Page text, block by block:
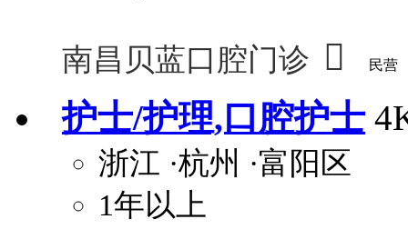
南昌贝蓝口腔门诊  民营
护士/护理,口腔护士
浙江 ·杭州 ·富阳区
1年以上